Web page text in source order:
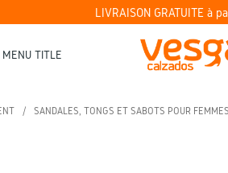
LIVRAISON GRATUITE à
MENU TITLE
SANDALES, TONGS ET SABOTS POUR FEMMES